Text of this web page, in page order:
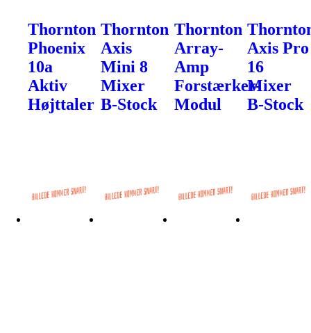
Thornton
Phoenix
10a
Aktiv
Højttaler
Thornton
Axis
Mini 8
Mixer
B-Stock
Thornton
Array-
Amp
Forstærker-
Modul
Axis Pro
16
Mixer
B-Stock